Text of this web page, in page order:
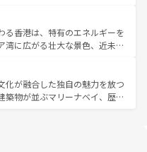
ベトナムコーヒーなどは、ぜ
地域を訪れてもあたたかい人々
で、きっと忘れられない旅にな
ではチェンマイなどの山岳地
ではプーケットやクラビの美し
楽しむことができる。タイ料理
、どの季節にも異なる楽しみ
いタイの人々、仏教を中心とし
資源が、訪れる旅人を魅了し続
る香港は、特有のエネルギーを
湾に広がる壮大な景色、近未来
はず。観光スポットが密集し
を回れるのも魅力。息をのむよ
まで、香港を存分に楽しみ尽く
化が融合した独自の魅力を放つ
築物が並ぶマリーナベイ、歴史